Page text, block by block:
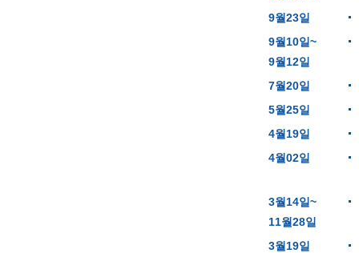
9월23일
9월10일~
9월12일
7월20일
5월25일
4월19일
4월02일
3월14일~
11월28일
3월19일